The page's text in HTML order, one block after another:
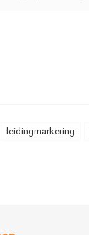
leidingmarkering